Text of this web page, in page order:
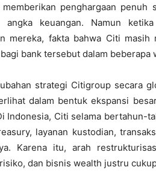
penghargaan
angka keuangan. Namun
mereka, fakta bahwa Citi
bank tersebut dalam beberapa
strategi Citigroup secara
dalam bentuk ekspansi
Indonesia, Citi selama bertahun-
layanan kustodian,
Karena itu, arah
dan bisnis wealth justru